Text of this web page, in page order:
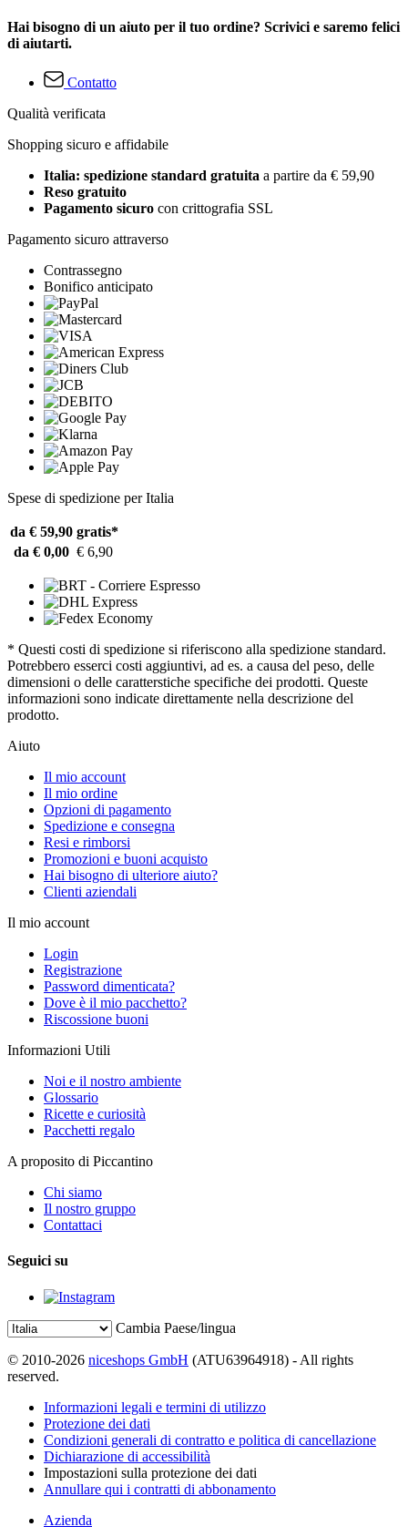
Hai bisogno di un aiuto per il tuo ordine? Scrivici e saremo felici
di aiutarti.
Contatto
Qualità verificata
Shopping sicuro e affidabile
Italia: spedizione standard gratuita a partire da € 59,90
Reso gratuito
Pagamento sicuro con crittografia SSL
Pagamento sicuro attraverso
Contrassegno
Bonifico anticipato
Spese di spedizione per Italia
da € 59,90 gratis*
da € 0,00 € 6,90
* Questi costi di spedizione si riferiscono alla spedizione standard.
Potrebbero esserci costi aggiuntivi, ad es. a causa del peso, delle
dimensioni o delle caratterstiche specifiche dei prodotti. Queste
informazioni sono indicate direttamente nella descrizione del
prodotto.
Aiuto
Il mio account
Il mio ordine
Opzioni di pagamento
Spedizione e consegna
Resi e rimborsi
Promozioni e buoni acquisto
Hai bisogno di ulteriore aiuto?
Clienti aziendali
Il mio account
Login
Registrazione
Password dimenticata?
Dove è il mio pacchetto?
Riscossione buoni
Informazioni Utili
Noi e il nostro ambiente
Glossario
Ricette e curiosità
Pacchetti regalo
A proposito di Piccantino
Chi siamo
Il nostro gruppo
Contattaci
Seguici su
Cambia Paese/lingua
© 2010-2026 niceshops GmbH (ATU63964918) - All rights
reserved.
Informazioni legali e termini di utilizzo
Protezione dei dati
Condizioni generali di contratto e politica di cancellazione
Dichiarazione di accessibilità
Impostazioni sulla protezione dei dati
Annullare qui i contratti di abbonamento
Azienda